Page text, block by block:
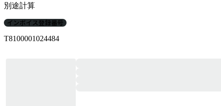
別途計算
インボイス登録番号
T8100001024484